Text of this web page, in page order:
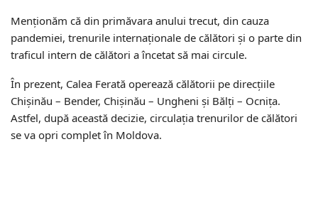
Menționăm că din primăvara anului trecut, din cauza
pandemiei, trenurile internaționale de călători și o parte din
traficul intern de călători a încetat să mai circule.
În prezent, Calea Ferată operează călătorii pe direcțiile
Chișinău – Bender, Chișinău – Ungheni și Bălți – Ocnița.
Astfel, după această decizie, circulația trenurilor de călători
se va opri complet în Moldova.